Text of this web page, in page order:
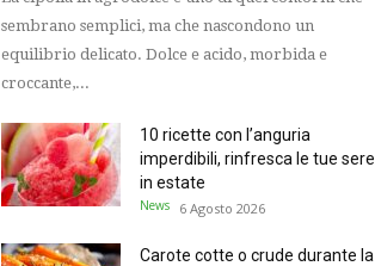
sembrano semplici, ma che nascondono un
equilibrio delicato. Dolce e acido, morbida e
croccante,...
10 ricette con l’anguria
imperdibili, rinfresca le tue sere
in estate
News 6 Agosto 2026
Carote cotte o crude durante la